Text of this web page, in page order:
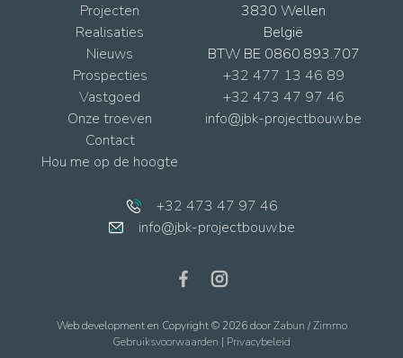
Projecten
Realisaties
Nieuws
Prospecties
Vastgoed
Onze troeven
Contact
Hou me op de hoogte
3830 Wellen
België
BTW BE 0860.893.707
+32 477 13 46 89
+32 473 47 97 46
info@jbk-projectbouw.be
+32 473 47 97 46
info@jbk-projectbouw.be
Web development en Copyright © 2026 doorZabun /Zimmo
Gebruiksvoorwaarden | Privacybeleid